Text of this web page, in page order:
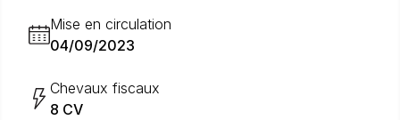
Mise en circulation
04/09/2023
Chevaux fiscaux
8 CV